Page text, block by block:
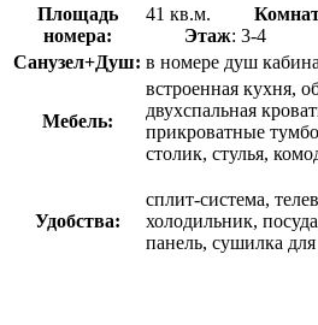
Площадь
номера:
41 кв.м.
Этаж: 3-4
Санузел+Душ: в номере душ кабина
Мебель:
встроенная кухня,
двухспальная
прикроватные
столик, стулья,
Удобства:
сплит-система,
холодильник,
панель, сушилка для